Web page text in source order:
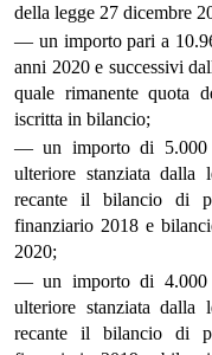
della legge 27 dicembre
— un importo pari a
anni 2020 e successivi
quale rimanente quota
iscritta in bilancio;
— un importo di 5.000
ulteriore stanziata dalla
recante il bilancio di
finanziario 2018 e
2020;
— un importo di 4.000
ulteriore stanziata dalla
recante il bilancio di